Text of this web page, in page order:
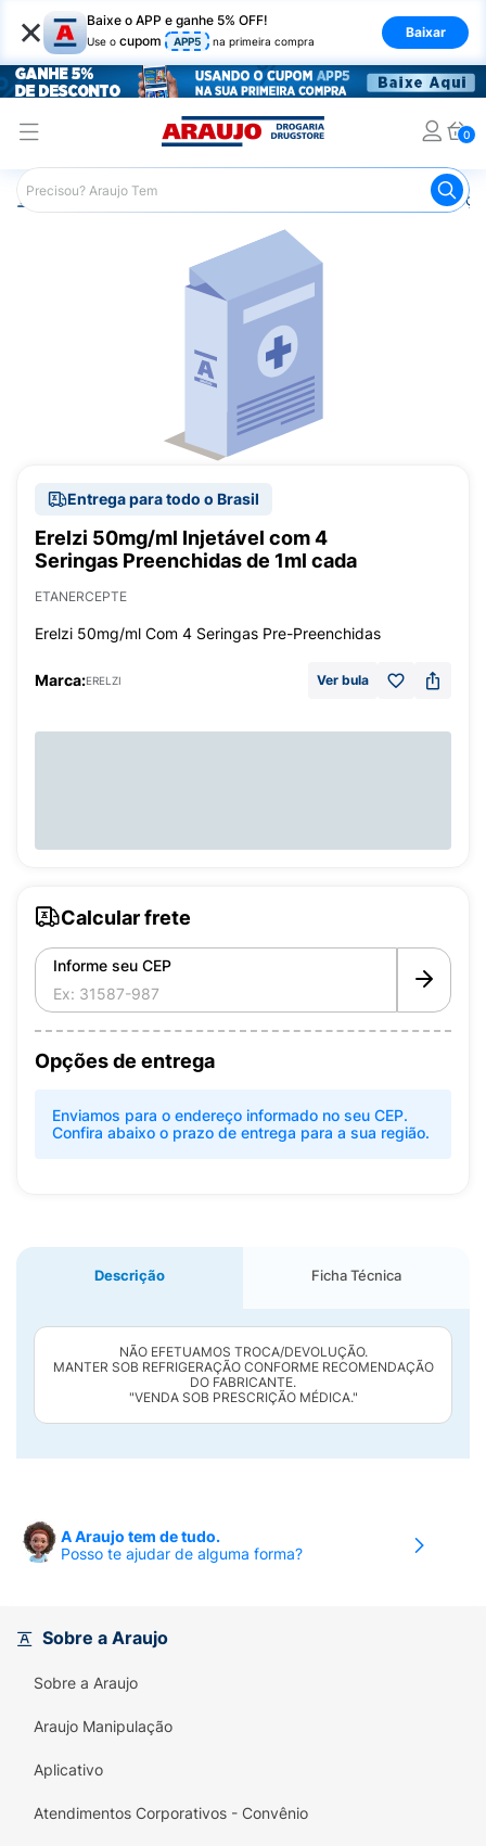
× Baixe o APP e ganhe 5% OFF!
Use o cupom APP5 na primeira compra
Baixar
0
Araujo Medicamentos Remédios para Alergias e
Entrega para todo o Brasil
Erelzi 50mg/ml Injetável com 4
Seringas Preenchidas de 1ml cada
ETANERCEPTE
Erelzi 50mg/ml Com 4 Seringas Pre-Preenchidas
Marca:ERELZI Ver bula
Calcular frete
Informe seu CEP
Opções de entrega
Enviamos para o endereço informado no seu CEP.
Confira abaixo o prazo de entrega para a sua região.
Descrição Ficha Técnica
NÃO EFETUAMOS TROCA/DEVOLUÇÃO.
MANTER SOB REFRIGERAÇÃO CONFORME RECOMENDAÇÃO
DO FABRICANTE.
"VENDA SOB PRESCRIÇÃO MÉDICA."
A Araujo tem de tudo.
Posso te ajudar de alguma forma?
Sobre a Araujo
Sobre a Araujo
Araujo Manipulação
Aplicativo
Atendimentos Corporativos - Convênio